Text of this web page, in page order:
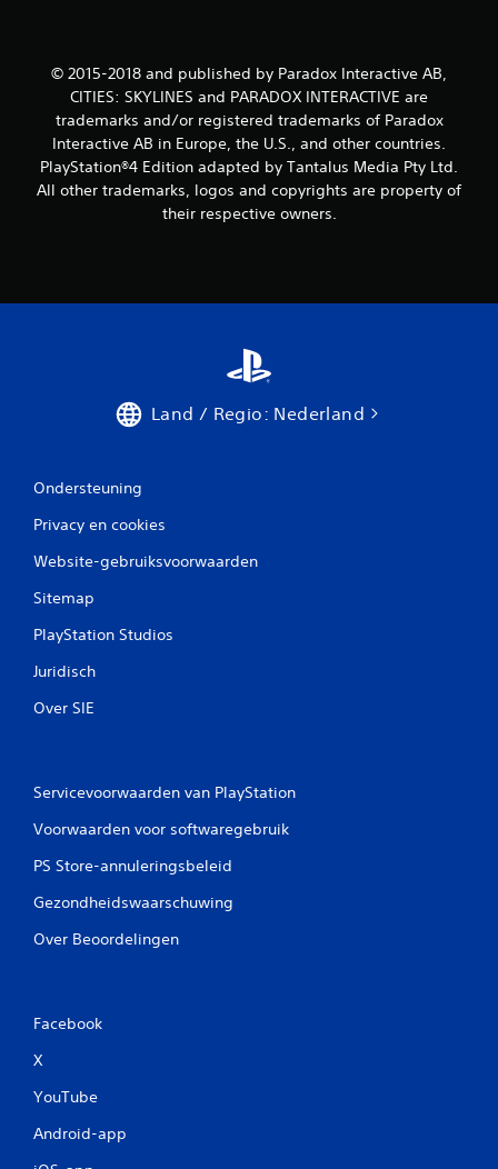
© 2015-2018 and published by Paradox Interactive AB,
CITIES: SKYLINES and PARADOX INTERACTIVE are
trademarks and/or registered trademarks of Paradox
Interactive AB in Europe, the U.S., and other countries.
PlayStation®4 Edition adapted by Tantalus Media Pty Ltd.
All other trademarks, logos and copyrights are property of
their respective owners.
Land / Regio: Nederland
Ondersteuning
Privacy en cookies
Website-gebruiksvoorwaarden
Sitemap
PlayStation Studios
Juridisch
Over SIE
Servicevoorwaarden van PlayStation
Voorwaarden voor softwaregebruik
PS Store-annuleringsbeleid
Gezondheidswaarschuwing
Over Beoordelingen
Facebook
X
YouTube
Android-app